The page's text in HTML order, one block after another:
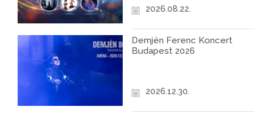
2026.08.22.
Demjén Ferenc Koncert
Budapest 2026
2026.12.30.